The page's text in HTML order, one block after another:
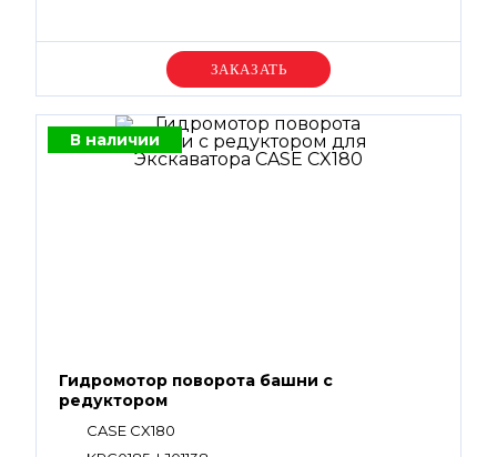
Уточняйте цену
В наличии
Гидромотор поворота башни с
редуктором
CASE CX180